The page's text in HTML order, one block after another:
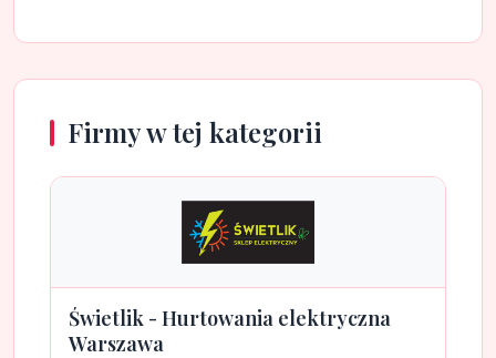
Firmy w tej kategorii
Świetlik - Hurtowania elektryczna
Warszawa